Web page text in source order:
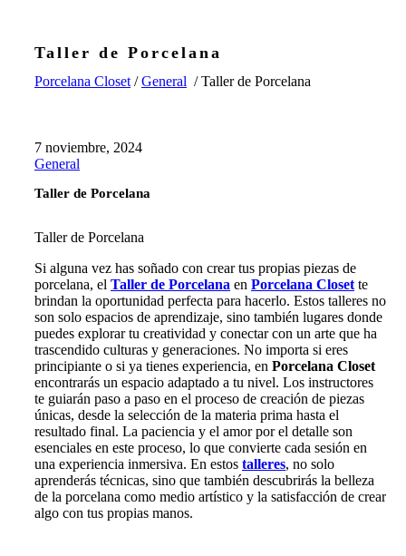
Taller de Porcelana
Porcelana Closet /General /Taller de Porcelana
7 noviembre, 2024
General
Taller de Porcelana
Taller de Porcelana
Si alguna vez has soñado con crear tus propias piezas de
porcelana, el Taller de Porcelana en Porcelana Closet te
brindan la oportunidad perfecta para hacerlo. Estos talleres no
son solo espacios de aprendizaje, sino también lugares donde
puedes explorar tu creatividad y conectar con un arte que ha
trascendido culturas y generaciones. No importa si eres
principiante o si ya tienes experiencia, en Porcelana Closet
encontrarás un espacio adaptado a tu nivel. Los instructores
te guiarán paso a paso en el proceso de creación de piezas
únicas, desde la selección de la materia prima hasta el
resultado final. La paciencia y el amor por el detalle son
esenciales en este proceso, lo que convierte cada sesión en
una experiencia inmersiva. En estos talleres, no solo
aprenderás técnicas, sino que también descubrirás la belleza
de la porcelana como medio artístico y la satisfacción de crear
algo con tus propias manos.